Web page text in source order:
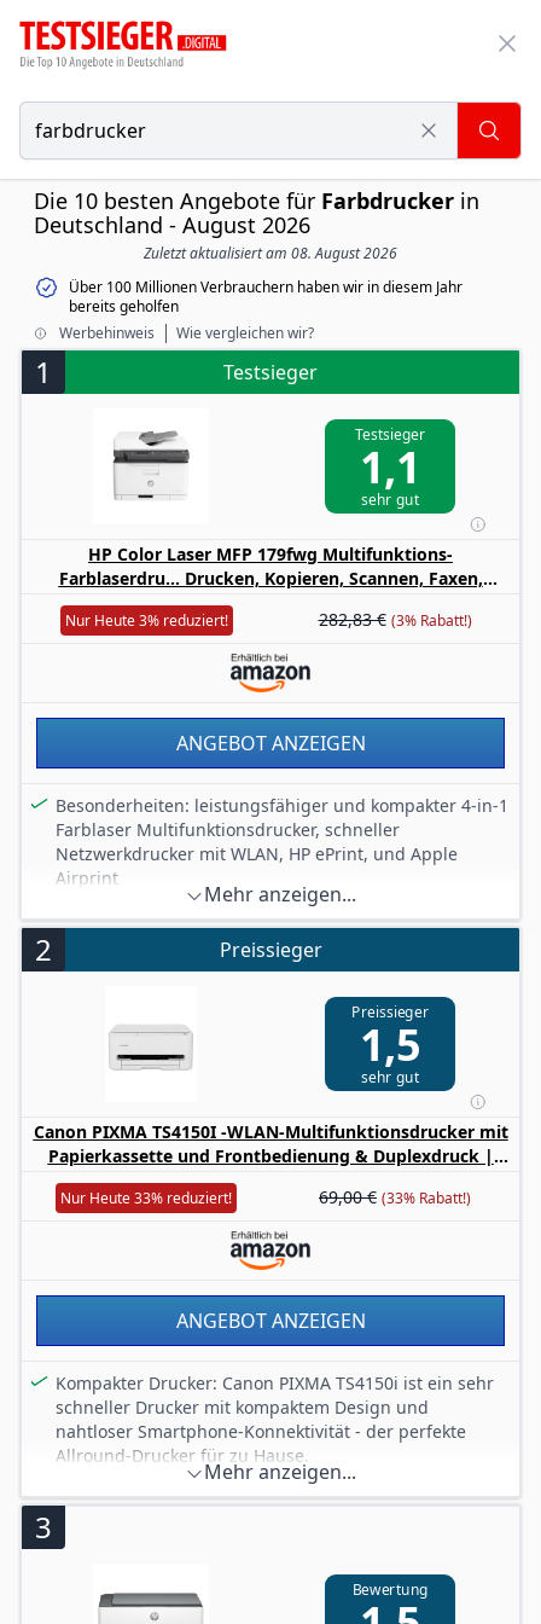
Die 10 besten Angebote für Farbdrucker in
Deutschland - August 2026
Zuletzt aktualisiert am 08. August 2026
Über 100 Millionen Verbrauchern haben wir in diesem Jahr
bereits geholfen
Werbehinweis
Wie vergleichen wir?
1 Testsieger
Testsieger
1,1
sehr gut
HP Color Laser MFP 179fwg Multifunktions-
Farblaserdru... Drucken, Kopieren, Scannen, Faxen,
Automatische Dokumentenzuführung, Wi-Fi, Ethernet,
USB, Smart App
Nur Heute 3% reduziert! 282,83 € (3% Rabatt!)
ANGEBOT ANZEIGEN
Besonderheiten: leistungsfähiger und kompakter 4-in-1
Farblaser Multifunktionsdrucker, schneller
Netzwerkdrucker mit WLAN, HP ePrint, und Apple
Airprint
Druckgeschwindigkeit: bis zu 18 S./Min (schwarzweiß);
bis zu 4 S./Min (in Farbe)
Druckqualität: bis zu 600 x 600 dpi; Anschlüsse: Hi-
Highlights: LCD-Bedienfeld, 50-Blatt Ausgabefach, Auto
On/Off, A4 Flachbettscanner, 40-Blatt autom.
Dokumentenzuführung, geringer Stromverbrauch
Lieferumfang: HP Color Laser 179fwn MFP-
Tonerkartuschen (CMYK); Kurzanleitung;
Installationsposter; Netzkabel, USB-Kabel, Telefonkabel
Mehr anzeigen...
2 Preissieger
Preissieger
1,5
sehr gut
Canon PIXMA TS4150I -WLAN-Multifunktionsdrucker mit
Papierkassette und Frontbedienung & Duplexdruck |
Kabelloses Drucken vom Smartphone leicht gemacht
PIXMA Print Plan kompatibel
Nur Heute 33% reduziert! 69,00 € (33% Rabatt!)
ANGEBOT ANZEIGEN
Kompakter Drucker: Canon PIXMA TS4150i ist ein sehr
schneller Drucker mit kompaktem Design und
nahtloser Smartphone-Konnektivität - der perfekte
Allround-Drucker für zu Hause.
FINE-Tinte: Mit neuer FINE-
Tintenoptimierungstechnologie für schnellere
Karten, farbenfrohe Diagramme & andere detaillierte
Konnektivität: Verbinde dein Smartphone oder Tablet -
Mehr anzeigen...
3
Bewertung